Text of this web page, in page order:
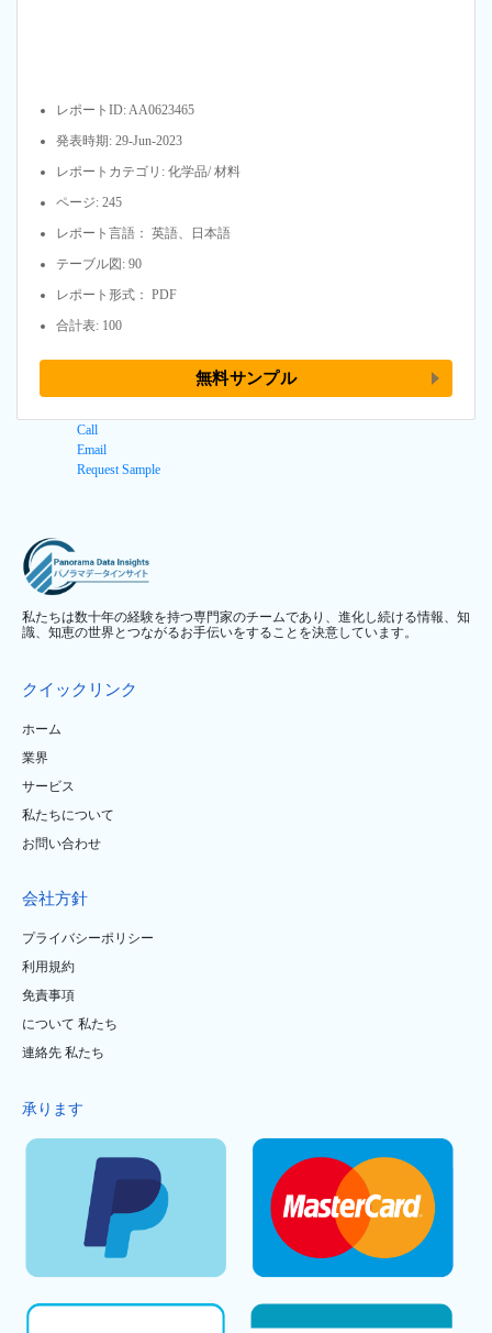
レポートID: AA0623465
発表時期: 29-Jun-2023
レポートカテゴリ: 化学品/ 材料
ページ: 245
レポート言語： 英語、日本語
テーブル図: 90
レポート形式： PDF
合計表: 100
無料サンプル
Call
Email
Request Sample
私たちは数十年の経験を持つ専門家のチームであり、進化し続ける情報、知
識、知恵の世界とつながるお手伝いをすることを決意しています。
クイックリンク
ホーム
業界
サービス
私たちについて
お問い合わせ
会社方針
プライバシーポリシー
利用規約
免責事項
について 私たち
連絡先 私たち
承ります